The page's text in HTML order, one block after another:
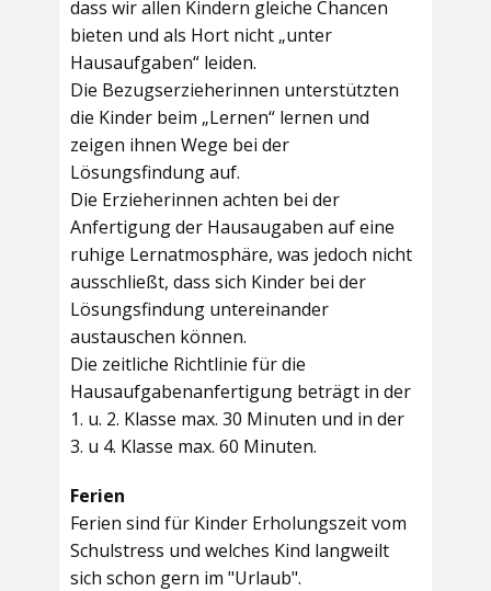
dass wir allen Kindern gleiche Chancen
bieten und als Hort nicht „unter
Hausaufgaben“ leiden.
Die Bezugserzieherinnen unterstützten
die Kinder beim „Lernen“ lernen und
zeigen ihnen Wege bei der
Lösungsfindung auf.
Die Erzieherinnen achten bei der
Anfertigung der Hausaugaben auf eine
ruhige Lernatmosphäre, was jedoch nicht
ausschließt, dass sich Kinder bei der
Lösungsfindung untereinander
austauschen können.
Die zeitliche Richtlinie für die
Hausaufgabenanfertigung beträgt in der
1. u. 2. Klasse max. 30 Minuten und in der
3. u 4. Klasse max. 60 Minuten.
Ferien
Ferien sind für Kinder Erholungszeit vom
Schulstress und welches Kind langweilt
sich schon gern im "Urlaub".